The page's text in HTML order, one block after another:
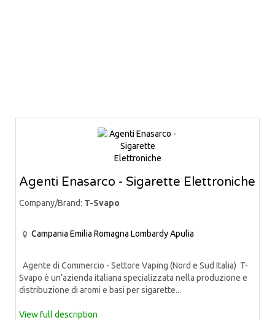
Agenti Enasarco - Sigarette Elettroniche
Company/Brand: T-Svapo
Campania Emilia Romagna LombardyApulia
Agente di Commercio - Settore Vaping (Nord e Sud Italia) T-
Svapo è un’azienda italiana specializzata nella produzione e
distribuzione di aromi e basi per sigarette...
View full description